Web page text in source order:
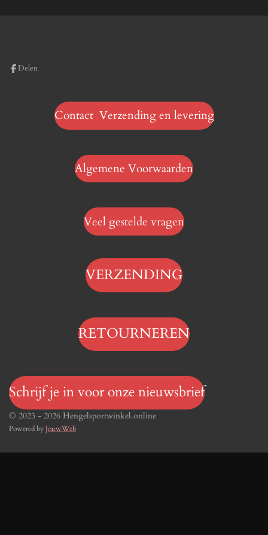
Delen
Contact Verzending en levering
Algemene Voorwaarden
Veel gestelde vragen
VERZENDING
RETOURNEREN
Schrijf je in voor onze nieuwsbrief
© 2023 - 2026 Hengelsportwinkel.online
Powered byJouwWeb